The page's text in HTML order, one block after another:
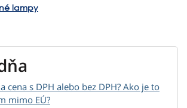
lampy
cena s DPH alebo bez DPH? Ako je to
mimo EÚ?